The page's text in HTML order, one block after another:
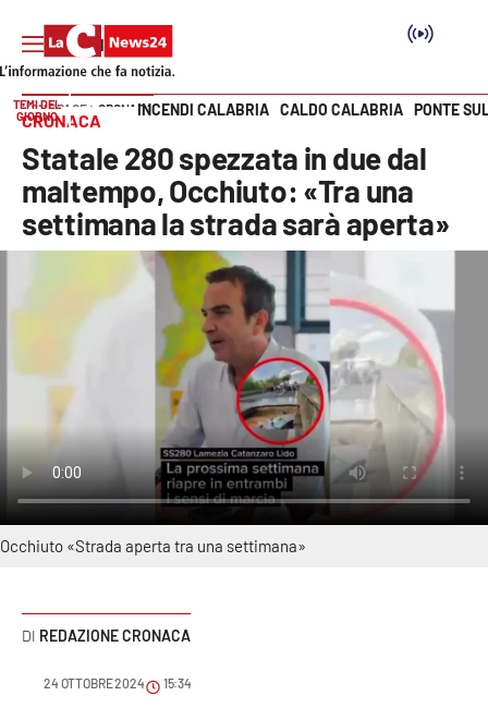
SEZIONI
Cronaca
Attualità
Economia e lavoro
Italia Mondo
Sanità
Sport
Cultura
Vai
TEMI DEL
GIORNO
INCENDI CALABRIA CALDO CALABRIA PONTE
HOME PAGE CRONACA
CRONACA
Statale 280 spezzata in due dal
maltempo, Occhiuto: «Tra una
settimana la strada sarà aperta»
Occhiuto «Strada aperta tra una settimana»
REDAZIONE CRONACA
24 OTTOBRE 2024 15:34